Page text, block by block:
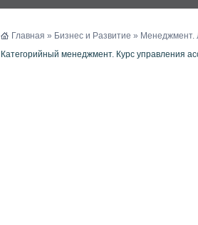
КАТАЛОГ
Главная » Бизнес и Развитие » Менеджмент.
Категорийный менеджмент. Курс управления